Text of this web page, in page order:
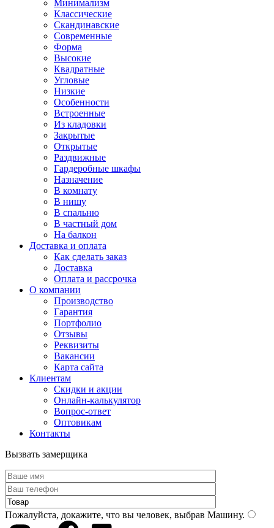
Минимализм
Классические
Скандинавские
Современные
Форма
Высокие
Квадратные
Угловые
Низкие
Особенности
Встроенные
Из кладовки
Закрытые
Открытые
Раздвижные
Гардеробные шкафы
Назначение
В комнату
В нишу
В спальню
В частный дом
На балкон
Доставка и оплата
Как сделать заказ
Доставка
Оплата и рассрочка
О компании
Производство
Гарантия
Портфолио
Отзывы
Реквизиты
Вакансии
Карта сайта
Клиентам
Скидки и акции
Онлайн-калькулятор
Вопрос-ответ
Оптовикам
Контакты
Вызвать замерщика
Пожалуйста, докажите, что вы человек, выбрав Машину.